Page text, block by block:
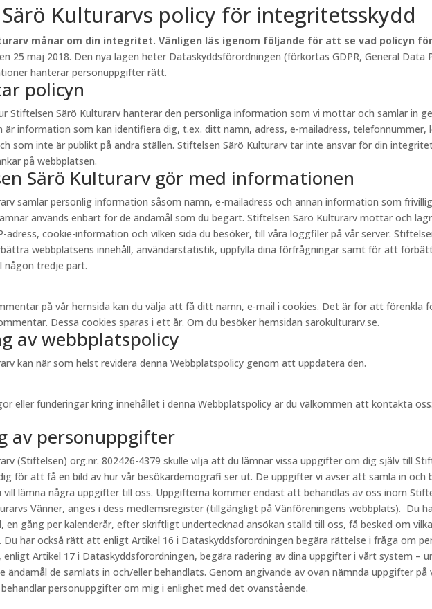
Kulturarvs policy för integritetsskydd
månar om din integritet. Vänligen läs igenom följande för att se vad policyn
25 maj 2018. Den nya lagen heter Dataskyddsförordningen (förkortas GDPR, General
hanterar personuppgifter rätt.
policyn
Stiftelsen Särö Kulturarv hanterar den personliga information som vi mottar och samlar in
är information som kan identifiera dig, t.ex. ditt namn, adress, e-mailadress, telefonnummer,
som inte är publikt på andra ställen. Stiftelsen Särö Kulturarv tar inte ansvar för din
på webbplatsen.
Särö Kulturarv gör med informationen
samlar personlig information såsom namn, e-mailadress och annan information som
används enbart för de ändamål som du begärt. Stiftelsen Särö Kulturarv mottar och
adress, cookie-information och vilken sida du besöker, till våra loggfiler på vår server.
webbplatsens innehåll, användarstatistik, uppfylla dina förfrågningar samt för att
någon tredje part.
på vår hemsida kan du välja att få ditt namn, e-mail i cookies. Det är för att förenkla
Dessa cookies sparas i ett år. Om du besöker hemsidan sarokulturarv.se.
av webbplatspolicy
kan när som helst revidera denna Webbplatspolicy genom att uppdatera den.
eller funderingar kring innehållet i denna Webbplatspolicy är du välkommen att kontakta
av personuppgifter
(Stiftelsen) org.nr. 802426-4379 skulle vilja att du lämnar vissa uppgifter om dig själv till
för att få en bild av hur vår besökardemografi ser ut. De uppgifter vi avser att samla in och
vill lämna några uppgifter till oss. Uppgifterna kommer endast att behandlas av oss inom
Vänner, anges i dess medlemsregister (tillgängligt på Vänföreningens webbplats). Du
gång per kalenderår, efter skriftligt undertecknad ansökan ställd till oss, få besked om
Du har också rätt att enligt Artikel 16 i Dataskyddsförordningen begära rättelse i fråga om
Artikel 17 i Dataskyddsförordningen, begära radering av dina uppgifter i vårt system
ändamål de samlats in och/eller behandlats. Genom angivande av ovan nämnda uppgifter
personuppgifter om mig i enlighet med det ovanstående.